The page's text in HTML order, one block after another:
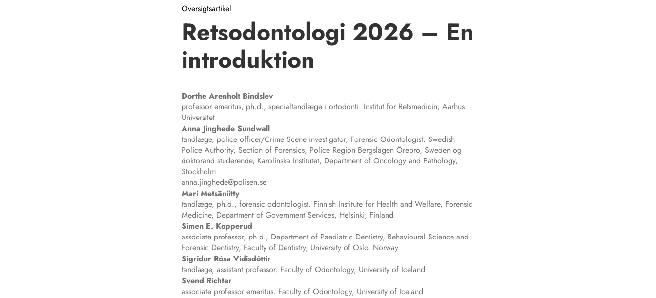
Oversigtsartikel
Retsodontologi 2026 – En
introduktion
Dorthe Arenholt Bindslev
professor emeritus, ph.d., specialtandlæge i ortodonti. Institut for Retsmedicin, Aarhus
Universitet
Anna Jinghede Sundwall
tandlæge, police officer/Crime Scene investigator, Forensic Odontologist. Swedish
Police Authority, Section of Forensics, Police Region Bergslagen Örebro, Sweden og
doktorand studerende, Karolinska Institutet, Department of Oncology and Pathology,
Stockholm
anna.jinghede@polisen.se
Mari Metsäniitty
tandlæge, ph.d., forensic odontologist. Finnish Institute for Health and Welfare, Forensic
Medicine, Department of Government Services, Helsinki, Finland
Simen E. Kopperud
associate professor, ph.d., Department of Paediatric Dentistry, Behavioural Science and
Forensic Dentistry, Faculty of Dentistry, University of Oslo, Norway
Sigridur Rósa Vidisdóttir
tandlæge, assistant professor. Faculty of Odontology, University of Iceland
Svend Richter
associate professor emeritus. Faculty of Odontology, University of Iceland